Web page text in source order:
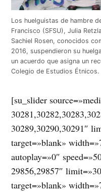
Los huelguistas de hambre
Francisco (SFSU), Julia
Sachiel Rosen, conocidos
2016, suspendieron su
un acuerdo que asigna un
Colegio de Estudios Étnicos.
[su_slider
30289,30290,30291″
target=»blank»
autoplay=»0″
29856,29857″
target=»blank»